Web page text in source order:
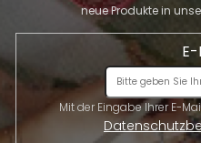
neue Produkte in